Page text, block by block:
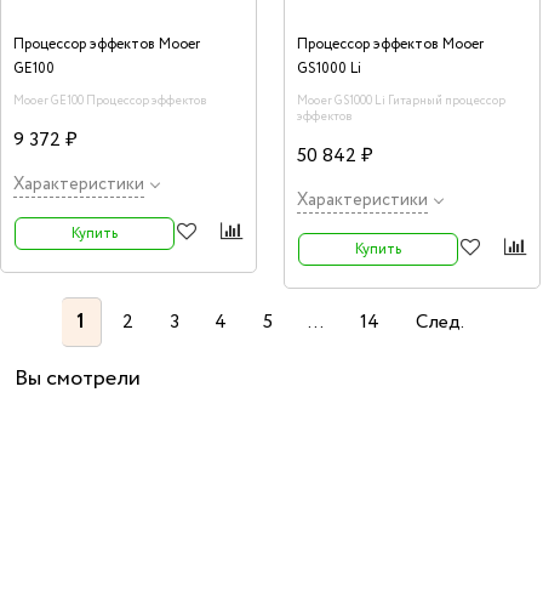
Процессор эффектов Mooer
GE100
Mooer GE100 Процессор эффектов
9 372 ₽
Характеристики
Купить
Процессор эффектов Mooer
GS1000 Li
Mooer GS1000 Li Гитарный процессор
эффектов
50 842 ₽
Характеристики
Купить
1 2 3 4 5 ... 14 След.
Вы смотрели